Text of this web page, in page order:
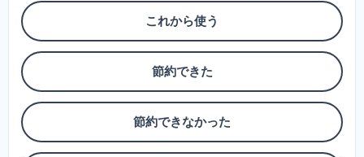
これから使う
節約できた
節約できなかった